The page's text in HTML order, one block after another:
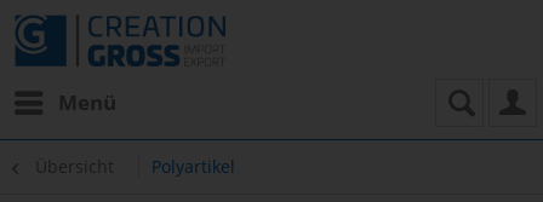
Menü
Übersicht Polyartikel